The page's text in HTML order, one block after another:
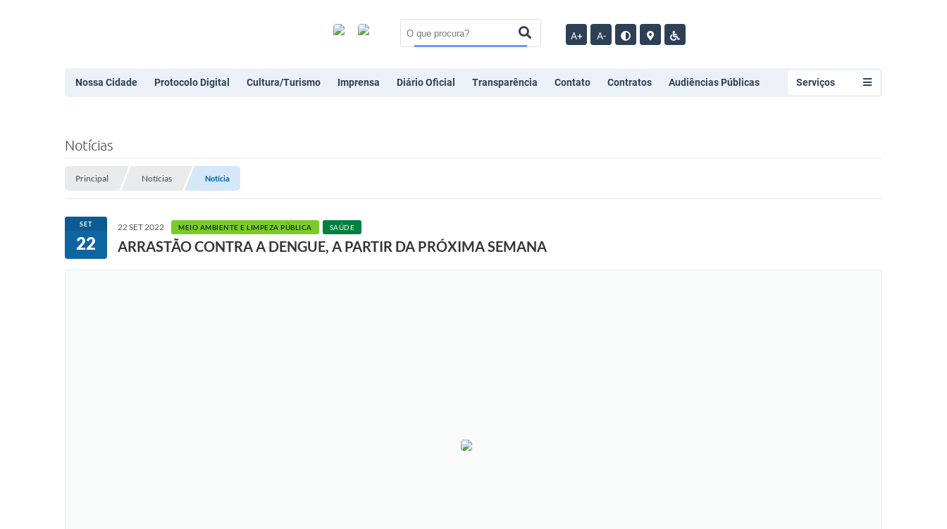
A+ A-
Nossa Cidade Protocolo Digital Cultura/Turismo Imprensa Diário Oficial Transparência Contato Contratos Audiências Públicas Serviços
Notícias
Principal Notícias Notícia
SET
22
22 SET 2022 MEIO AMBIENTE E LIMPEZA PÚBLICA SAÚDE
ARRASTÃO CONTRA A DENGUE, A PARTIR DA PRÓXIMA SEMANA